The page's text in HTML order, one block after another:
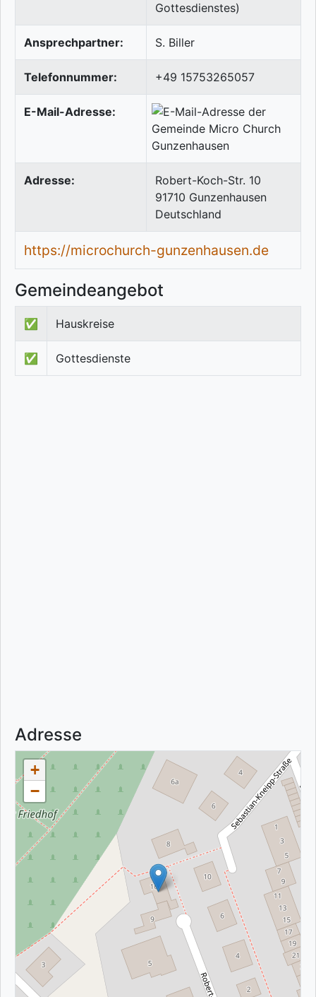
Gottesdienstes)
Ansprechpartner: S. Biller
Telefonnummer: +49 15753265057
E-Mail-Adresse:
Adresse:
Robert-Koch-Str. 10
91710 Gunzenhausen
Deutschland
https://microchurch-gunzenhausen.de
Gemeindeangebot
✅ Hauskreise
✅ Gottesdienste
Adresse
+
−